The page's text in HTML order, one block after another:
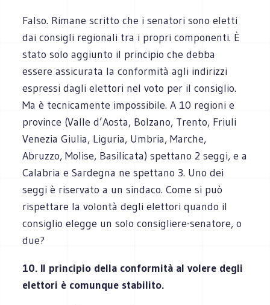
Falso. Rimane scritto che i senatori sono eletti
dai consigli regionali tra i propri componenti. È
stato solo aggiunto il principio che debba
essere assicurata la conformità agli indirizzi
espressi dagli elettori nel voto per il consiglio.
Ma è tecnicamente impossibile. A 10 regioni e
province (Valle d’Aosta, Bolzano, Trento, Friuli
Venezia Giulia, Liguria, Umbria, Marche,
Abruzzo, Molise, Basilicata) spettano 2 seggi, e a
Calabria e Sardegna ne spettano 3. Uno dei
seggi è riservato a un sindaco. Come si può
rispettare la volontà degli elettori quando il
consiglio elegge un solo consigliere-senatore, o
due?
10. Il principio della conformità al volere degli
elettori è comunque stabilito.